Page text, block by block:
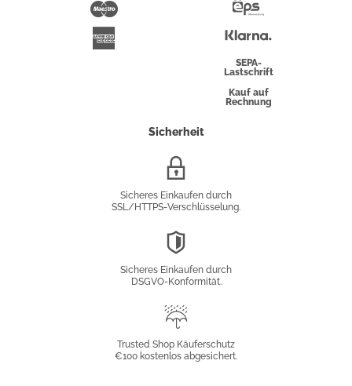
Maestro
Überweisung
SEPA-
Lastschrift
Kauf auf
Rechnung
Sicherheit
Sicheres Einkaufen durch
SSL/HTTPS-Verschlüsselung.
Sicheres Einkaufen durch
DSGVO-Konformität.
Käuferschutz
Trusted Shop Käuferschutz
€100 kostenlos abgesichert.